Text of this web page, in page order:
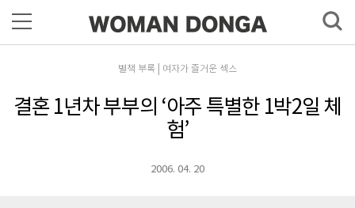
별책 부록│여자가 즐거운 섹스
결혼 1년차 부부의 ‘아주 특별한 1박2일 체
험’
2006. 04. 20